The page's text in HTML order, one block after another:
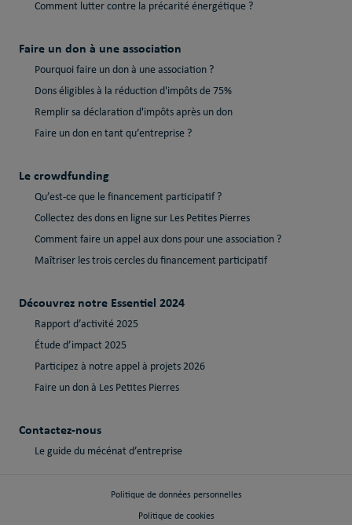
Comment lutter contre la précarité énergétique ?
Faire un don à une association
Pourquoi faire un don à une association ?
Dons éligibles à la réduction d'impôts de 75%
Remplir sa déclaration d'impôts après un don
Faire un don en tant qu’entreprise ?
Le crowdfunding
Qu’est-ce que le financement participatif ?
Collectez des dons en ligne sur Les Petites Pierres
Comment faire un appel aux dons pour une association ?
Maîtriser les trois cercles du financement participatif
Découvrez notre Essentiel 2024
Rapport d’activité 2025
Étude d’impact 2025
Participez à notre appel à projets 2026
Faire un don à Les Petites Pierres
Contactez-nous
Le guide du mécénat d’entreprise
Politique de données personnelles
Politique de cookies